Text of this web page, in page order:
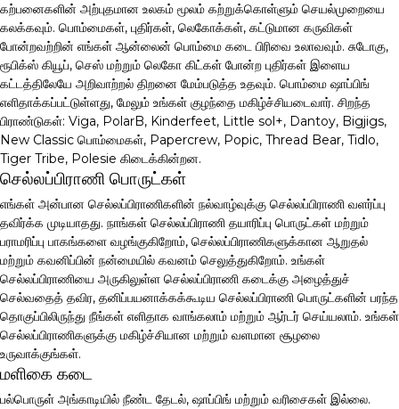
கற்பனைகளின் அற்புதமான உலகம் மூலம் கற்றுக்கொள்ளும் செயல்முறையை
கலக்கவும். பொம்மைகள், புதிர்கள், லெகோக்கள், கட்டுமான கருவிகள்
போன்றவற்றின் எங்கள் ஆன்லைன் பொம்மை கடை பிரிவை உலாவவும். சுடோகு,
ரூபிக்ஸ் கியூப், செஸ் மற்றும் லெகோ கிட்கள் போன்ற புதிர்கள் இளைய
கட்டத்திலேயே அறிவாற்றல் திறனை மேம்படுத்த உதவும். பொம்மை ஷாப்பிங்
எளிதாக்கப்பட்டுள்ளது, மேலும் உங்கள் குழந்தை மகிழ்ச்சியடைவார். சிறந்த
பிராண்டுகள்: Viga, PolarB, Kinderfeet, Little sol+, Dantoy, Bigjigs,
New Classic பொம்மைகள், Papercrew, Popic, Thread Bear, Tidlo,
Tiger Tribe, Polesie கிடைக்கின்றன.
செல்லப்பிராணி பொருட்கள்
எங்கள் அன்பான செல்லப்பிராணிகளின் நல்வாழ்வுக்கு செல்லப்பிராணி வளர்ப்பு
தவிர்க்க முடியாதது. நாங்கள் செல்லப்பிராணி தயாரிப்பு பொருட்கள் மற்றும்
பராமரிப்பு பாகங்களை வழங்குகிறோம், செல்லப்பிராணிகளுக்கான ஆறுதல்
மற்றும் கவனிப்பின் நன்மையில் கவனம் செலுத்துகிறோம். உங்கள்
செல்லப்பிராணியை அருகிலுள்ள செல்லப்பிராணி கடைக்கு அழைத்துச்
செல்வதைத் தவிர, தனிப்பயனாக்கக்கூடிய செல்லப்பிராணி பொருட்களின் பரந்த
தொகுப்பிலிருந்து நீங்கள் எளிதாக வாங்கலாம் மற்றும் ஆர்டர் செய்யலாம். உங்கள்
செல்லப்பிராணிகளுக்கு மகிழ்ச்சியான மற்றும் வளமான சூழலை
உருவாக்குங்கள்.
மளிகை கடை
பல்பொருள் அங்காடியில் நீண்ட தேடல், ஷாப்பிங் மற்றும் வரிசைகள் இல்லை.